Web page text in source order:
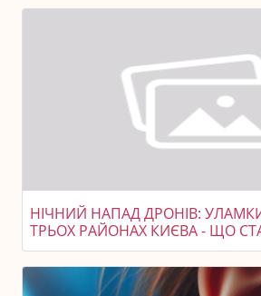
НІЧНИЙ НАПАД ДРОНІВ:
ТРЬОХ РАЙОНАХ КИЄВА - ЩО